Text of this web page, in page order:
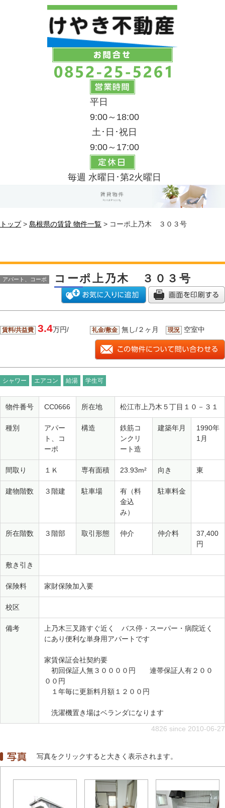
平日
9:00～18:00
土･日･祝日
9:00～17:00
毎週 水曜日･第2火曜日
トップ> 島根県の賃貸 物件一覧 > コーポ上乃木 ３０３号
アパート、コーポ コーポ上乃木 ３０３号
賃料/共益費 3.4万円/ 礼金/敷金 無し/２ヶ月 現況 空室中
シャワー エアコン 給湯 学生可
物件番号 CC0666 所在地 松江市上乃木５丁目１０－３１
種別
アパー
ト、コ
ーポ
構造
鉄筋コ
ンクリ
ート造
建築年月
1990年
1月
間取り １Ｋ 専有面積 23.93m² 向き 東
建物階数 ３階建 駐車場
有（料
金込
み）
駐車料金
所在階数 ３階部 取引形態 仲介 仲介料
37,400
円
敷き引き
保険料 家財保険加入要
校区
備考
上乃木三叉路すぐ近く バス停・スーパー・病院近く
にあり便利な単身用アパートです
家賃保証会社契約要
初回保証人無３００００円 連帯保証人有２００
００円
１年毎に更新料月額１２００円
洗濯機置き場はベランダになります
4826 since 2010-06-27
写真をクリックすると大きく表示されます。